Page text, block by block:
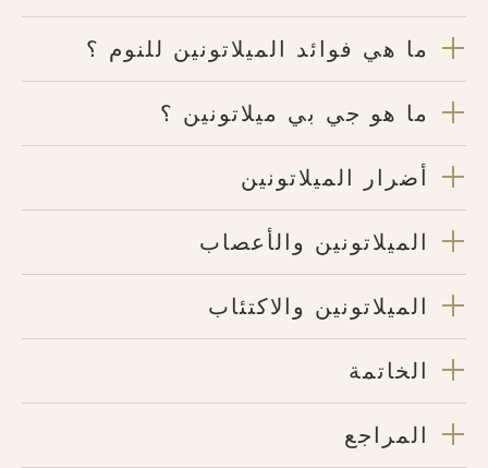
ما هي فوائد الميلاتونين للنوم ؟
ما هو جي بي ميلاتونين ؟
أضرار الميلاتونين
الميلاتونين والأعصاب
الميلاتونين والاكتئاب
الخاتمة
المراجع